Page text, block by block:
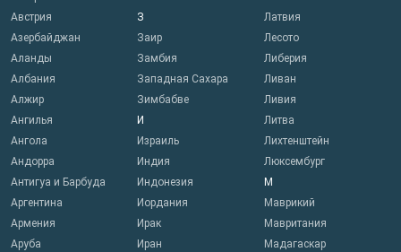
Австрия
Азербайджан
Аланды
Албания
Алжир
Ангилья
Ангола
Андорра
Антигуа и Барбуда
Аргентина
Армения
Аруба
З
Заир
Замбия
Западная Сахара
Зимбабве
И
Израиль
Индия
Индонезия
Иордания
Ирак
Иран
Латвия
Лесото
Либерия
Ливан
Ливия
Литва
Лихтенштейн
Люксембург
М
Маврикий
Мавритания
Мадагаскар